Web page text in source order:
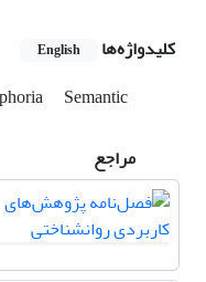
کلیدواژه‌ها
English
Semantic
مراجع